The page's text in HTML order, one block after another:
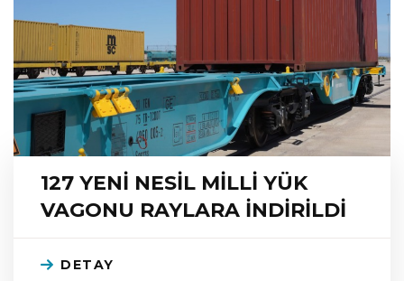
127 YENİ NESİL MİLLİ YÜK
VAGONU RAYLARA İNDİRİLDİ
DETAY